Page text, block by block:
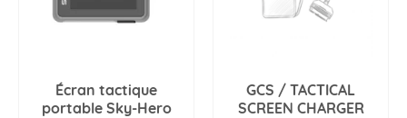
Écran tactique
portable Sky-Hero
GCS / TACTICAL
SCREEN CHARGER